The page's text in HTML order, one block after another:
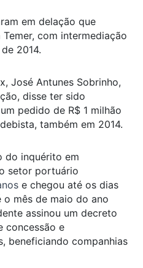
em delação que
com intermediação
2014.
José Antunes Sobrinho,
disse ter sido
pedido de R$ 1 milhão
também em 2014.
do inquérito em
setor portuário
e chegou até os dias
mês de maio do ano
assinou um decreto
concessão e
beneficiando companhias